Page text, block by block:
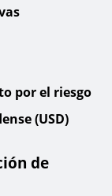
por el riesgo
(USD)
de